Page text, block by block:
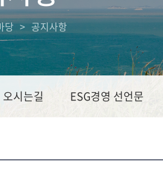
당 공지사항
오시는길 ESG경영 선언문